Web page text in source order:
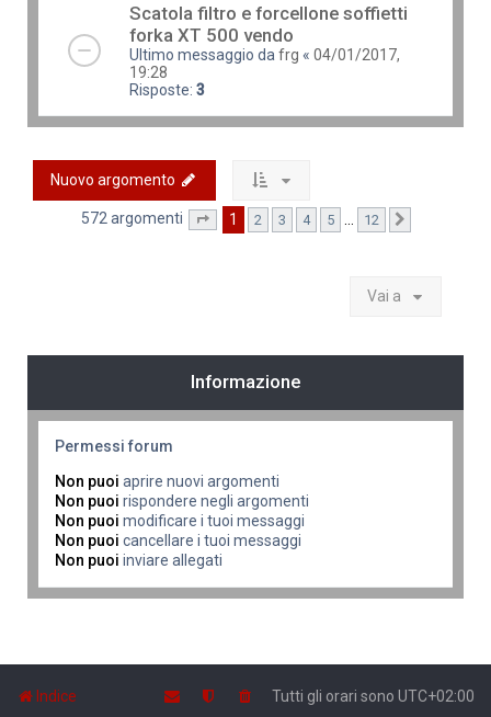
Scatola filtro e forcellone soffietti
forka XT 500 vendo
Ultimo messaggio da frg « 04/01/2017,
19:28
Risposte: 3
Nuovo argomento
572 argomenti Pagina1 di12
1 2 3 4 5 12
Vai a
Informazione
Permessi forum
Non puoi aprire nuovi argomenti
Non puoi rispondere negli argomenti
Non puoi modificare i tuoi messaggi
Non puoi cancellare i tuoi messaggi
Non puoi inviare allegati
Indice Tutti gli orari sono UTC+02:00